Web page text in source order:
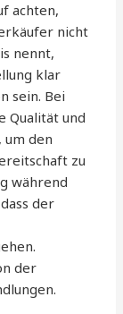
achten,
nicht
nennt,
klar
sein. Bei
Qualität und
um den
zu
während
der
der